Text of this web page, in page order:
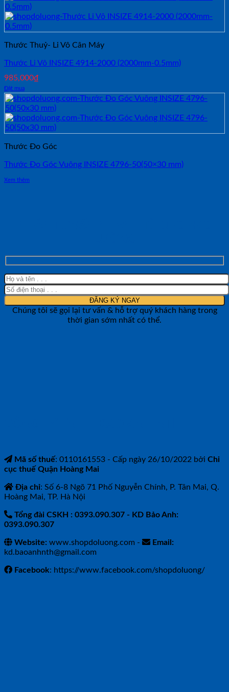
Thước Thuỷ- Li Vô Cân Máy
Thước Li Vô INSIZE 4914-2000 (2000mm-0.5mm)
985,000₫
Đặt mua
Thước Đo Góc
Thước Đo Góc Vuông INSIZE 4796-50(50×30 mm)
Xem thêm
Chúng tôi sẽ gọi lại tư vấn & hỗ trợ quý khách hàng trong
thời gian sớm nhất có thể.
Mã số thuế: 0110161553 - Cấp ngày 26/10/2022 bởi Chi
cục thuế Quận Hoàng Mai
Địa chỉ: Số 6-8 Ngõ 71 Phố Nguyễn Chính, P. Tân Mai, Q.
Hoàng Mai, TP. Hà Nội
Tổng đài CSKH : 0393.090.307 - KD Bảo Anh:
0393.090.307
Website: www.shopdoluong.com -
Email:
kd.baoanhnth@gmail.com
Facebook: https://www.facebook.com/shopdoluong/